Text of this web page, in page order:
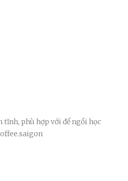
tĩnh, phù hợp với để ngồi học